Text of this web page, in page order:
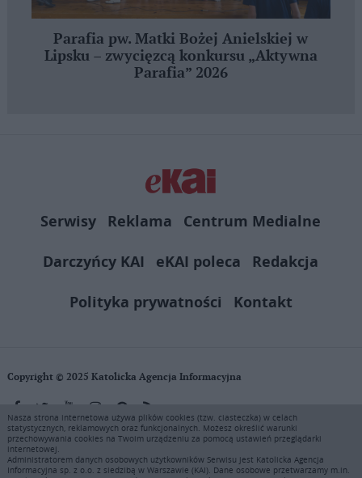
Parafia pw. Matki Bożej Anielskiej w
Lipsku – zwycięzcą konkursu „Aktywna
Parafia” 2026
Serwisy Reklama
Centrum Medialne
Darczyńcy KAI
eKAI poleca
Redakcja
Polityka prywatności
Kontakt
Copyright © 2025 Katolicka Agencja Informacyjna
KAI zastrzega wszelkie prawa do serwisu. Użytkownicy mogą pobierać
i drukować fragmenty zawartości serwisu internetowego www.ekai.pl
wyłącznie do użytku osobistego. Publikacja, rozpowszechnianie
zawartości niniejszego serwisu lub jej sprzedaż (także framing i in.
Nasza strona internetowa używa plików cookies (tzw. ciasteczka) w celach
statystycznych, reklamowych oraz funkcjonalnych. Możesz określić warunki
przechowywania cookies na Twoim urządzeniu za pomocą ustawień przeglądarki
internetowej.
Administratorem danych osobowych użytkowników Serwisu jest Katolicka Agencja
Informacyjna sp. z o.o. z siedzibą w Warszawie (KAI). Dane osobowe przetwarzamy m.in.